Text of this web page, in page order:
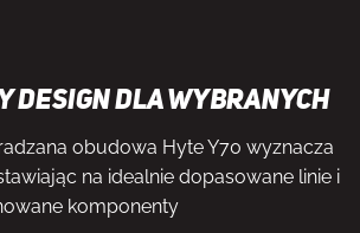
design dla wybranych
obudowa Hyte Y70 wyznacza
na idealnie dopasowane linie i
komponenty